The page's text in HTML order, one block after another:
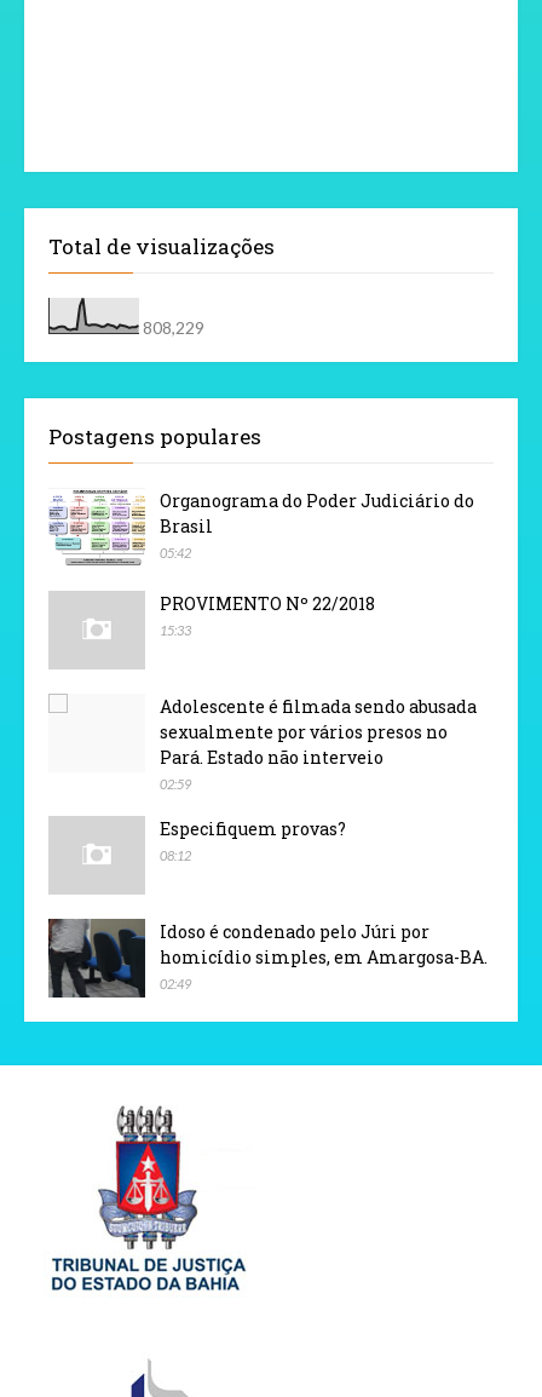
Total de visualizações
808,229
Postagens populares
Organograma do Poder Judiciário do
Brasil
05:42
PROVIMENTO Nº 22/2018
15:33
Adolescente é filmada sendo abusada
sexualmente por vários presos no
Pará. Estado não interveio
02:59
Especifiquem provas?
08:12
Idoso é condenado pelo Júri por
homicídio simples, em Amargosa-BA.
02:49